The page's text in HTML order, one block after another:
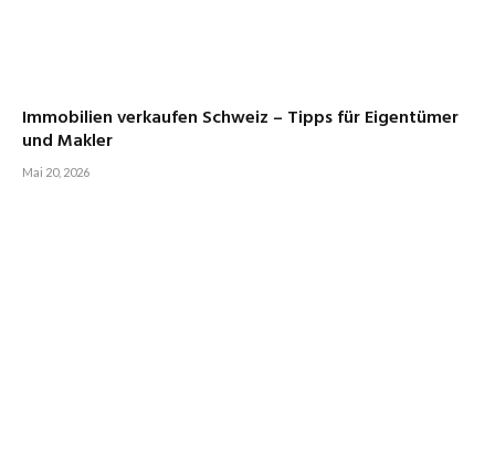
Immobilien verkaufen Schweiz – Tipps für Eigentümer
und Makler
Mai 20, 2026